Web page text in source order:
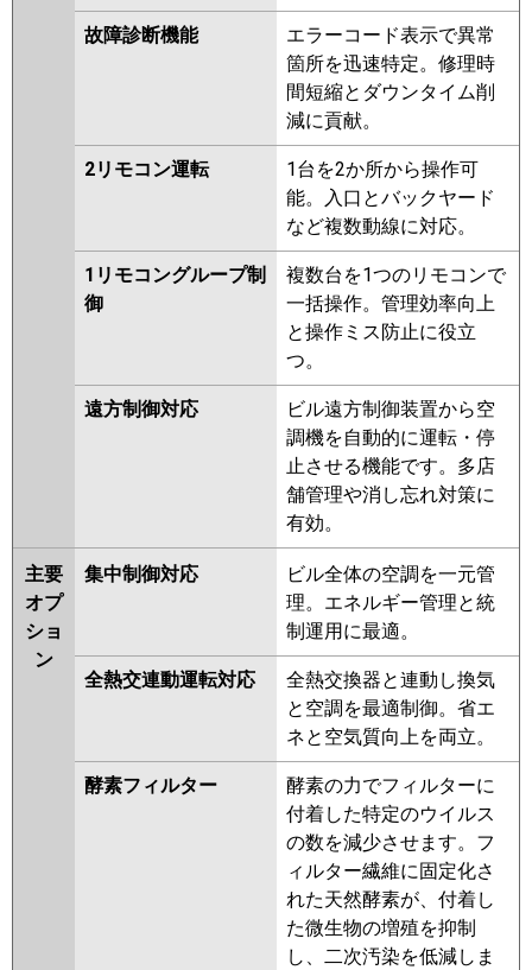
故障診断機能
エラーコード表示で異常
箇所を迅速特定。修理時
間短縮とダウンタイム削
減に貢献。
2リモコン運転
1台を2か所から操作可
能。入口とバックヤード
など複数動線に対応。
1リモコングループ制
御
複数台を1つのリモコンで
一括操作。管理効率向上
と操作ミス防止に役立
つ。
遠方制御対応
ビル遠方制御装置から空
調機を自動的に運転・停
止させる機能です。多店
舗管理や消し忘れ対策に
有効。
主要
オプ
ショ
ン
集中制御対応
ビル全体の空調を一元管
理。エネルギー管理と統
制運用に最適。
全熱交連動運転対応
全熱交換器と連動し換気
と空調を最適制御。省エ
ネと空気質向上を両立。
酵素フィルター
酵素の力でフィルターに
付着した特定のウイルス
の数を減少させます。フ
ィルター繊維に固定化さ
れた天然酵素が、付着し
た微生物の増殖を抑制
し、二次汚染を低減しま